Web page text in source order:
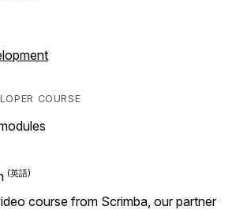
COURSE
course from Scrimba, our partner